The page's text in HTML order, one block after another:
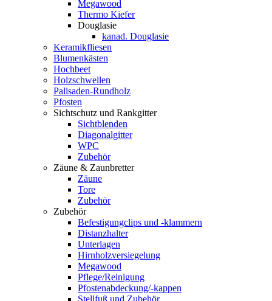
Megawood
Thermo Kiefer
Douglasie
kanad. Douglasie
Keramikfliesen
Blumenkästen
Hochbeet
Holzschwellen
Palisaden-Rundholz
Pfosten
Sichtschutz und Rankgitter
Sichtblenden
Diagonalgitter
WPC
Zubehör
Zäune & Zaunbretter
Zäune
Tore
Zubehör
Zubehör
Befestigungclips und -klammern
Distanzhalter
Unterlagen
Hirnholzversiegelung
Megawood
Pflege/Reinigung
Pfostenabdeckung/-kappen
Stellfuß und Zubehör